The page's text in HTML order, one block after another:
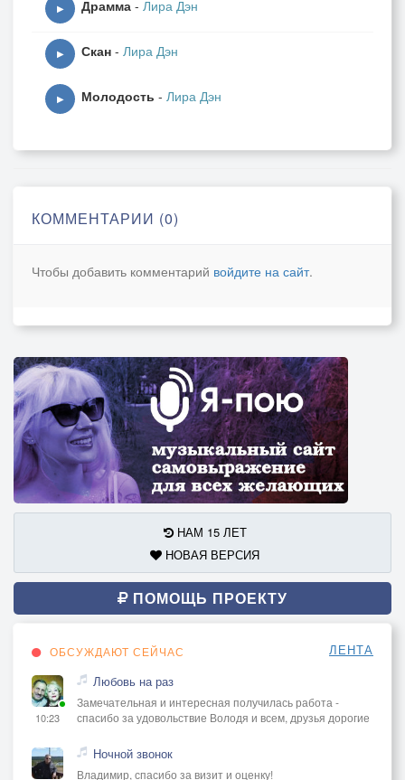
▶ Драмма - Лира Дэн
▶ Скан - Лира Дэн
▶ Молодость - Лира Дэн
КОММЕНТАРИИ (0)
Чтобы добавить комментарий войдите на сайт.
НАМ 15 ЛЕТ
НОВАЯ ВЕРСИЯ
ПОМОЩЬ ПРОЕКТУ
ОБСУЖДАЮТ СЕЙЧАС ЛЕНТА
10:23
Любовь на раз
Замечательная и интересная получилась работа -
спасибо за удовольствие Володя и всем, друзья дорогие
Ночной звонок
Владимир, спасибо за визит и оценку!